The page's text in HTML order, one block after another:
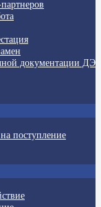
документации ДЭ
поступление